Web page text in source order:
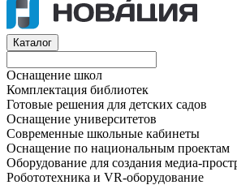
Каталог
Оснащение школ
Комплектация библиотек
Готовые решения для детских садов
Оснащение университетов
Современные школьные кабинеты
Оснащение по национальным проектам
Оборудование для создания медиа-
Робототехника и VR-оборудование